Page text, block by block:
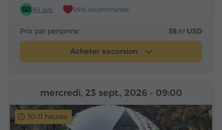
141 avis 99% recommandé
Prix par personne 38.57 USD
Acheter excursion
10-11 heures
mercredi, 23 sept., 2026 - 09:00